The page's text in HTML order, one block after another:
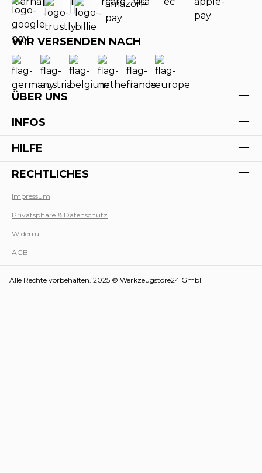
WIR VERSENDEN NACH
ÜBER UNS
INFOS
HILFE
RECHTLICHES
Impressum
Privatsphäre & Datenschutz
Widerruf
AGB
Alle Rechte vorbehalten. 2025 © Werkzeugstore24 GmbH